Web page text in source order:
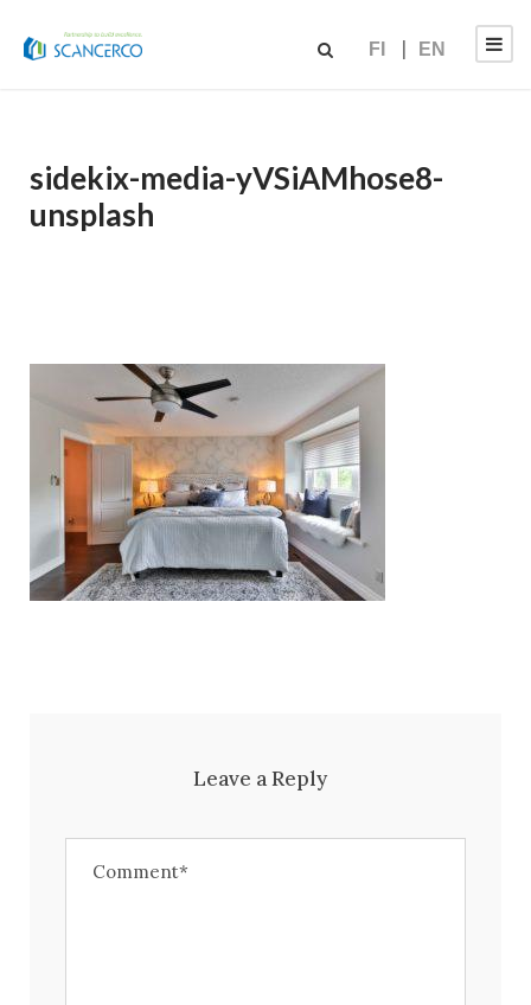
FI EN
sidekix-media-yVSiAMhose8-
unsplash
Leave a Reply